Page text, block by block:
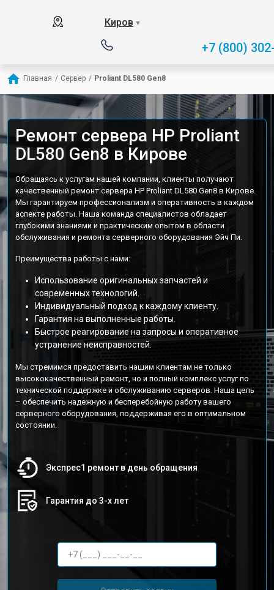
Киров ▼
+7 (800)
Главная / Сервер / Proliant DL580 Gen8
Ремонт сервера HP Proliant
DL580 Gen8 в Кирове
Обращаясь к услугам нашей компании, клиенты получают
качественный ремонт сервера HP Proliant DL580 Gen8 в Кирове.
Мы гарантируем профессионализм и оперативность в каждом
аспекте работы. Наша команда специалистов обладает
глубокими знаниями и практическим опытом в области
обслуживания и ремонта серверного оборудования Эйч Пи.
Преимущества работы с нами:
Использование оригинальных запчастей и
современных технологий.
Индивидуальный подход к каждому клиенту.
Гарантия на выполненные работы.
Быстрое реагирование на запросы и оперативное
устранение неисправностей.
Мы стремимся предоставить нашим клиентам не только
высококачественный ремонт, но и полный комплекс услуг по
технической поддержке и обслуживанию серверов. Наша цель
– обеспечить надежную и бесперебойную работу вашего
серверного оборудования, поддерживая его в оптимальном
состоянии.
Экспрес1 ремонт в день обращения
Гарантия до 3-х лет